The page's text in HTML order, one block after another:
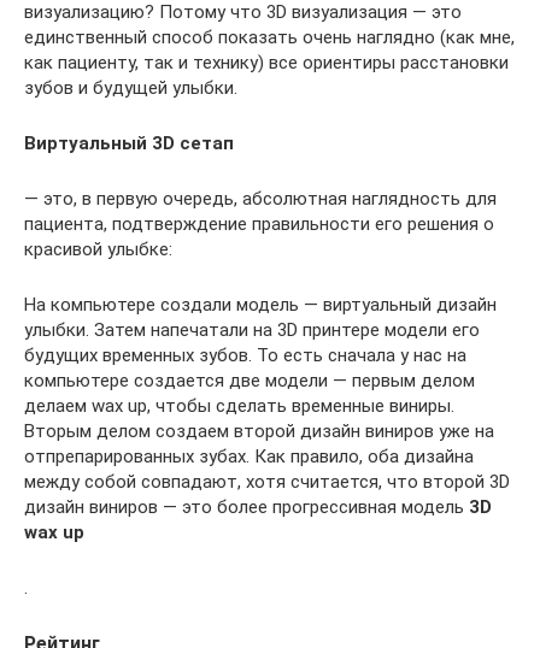
визуализацию? Потому что 3D визуализация — это
единственный способ показать очень наглядно (как мне,
как пациенту, так и технику) все ориентиры расстановки
зубов и будущей улыбки.
Виртуальный 3D сетап
— это, в первую очередь, абсолютная наглядность для
пациента, подтверждение правильности его решения о
красивой улыбке:
На компьютере создали модель — виртуальный дизайн
улыбки. Затем напечатали на 3D принтере модели его
будущих временных зубов. То есть сначала у нас на
компьютере создается две модели — первым делом
делаем wax up, чтобы сделать временные виниры.
Вторым делом создаем второй дизайн виниров уже на
отпрепарированных зубах. Как правило, оба дизайна
между собой совпадают, хотя считается, что второй 3D
дизайн виниров — это более прогрессивная модель 3D
wax up
.